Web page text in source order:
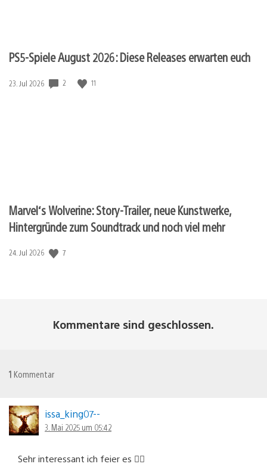
PS5-Spiele August 2026: Diese Releases erwarten euch
Veröffentlichungsdatum:
23. Jul 2026 2 11
Marvel‘s Wolverine: Story-Trailer, neue Kunstwerke,
Hintergründe zum Soundtrack und noch viel mehr
Veröffentlichungsdatum:
24. Jul 2026 7
Kommentare sind geschlossen.
1 Kommentar
issa_king07--
3. Mai 2025 um 05:42
Sehr interessant ich feier es 👍🏼